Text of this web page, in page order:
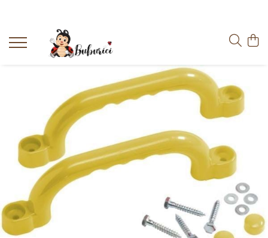
Categorii
Exterior
Interior
Bucătărie
Muzicale
Bebeluși